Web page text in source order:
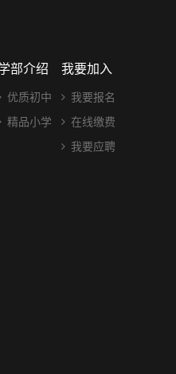
部介绍
优质初中
精品小学
我要加入
我要报名
在线缴费
我要应聘